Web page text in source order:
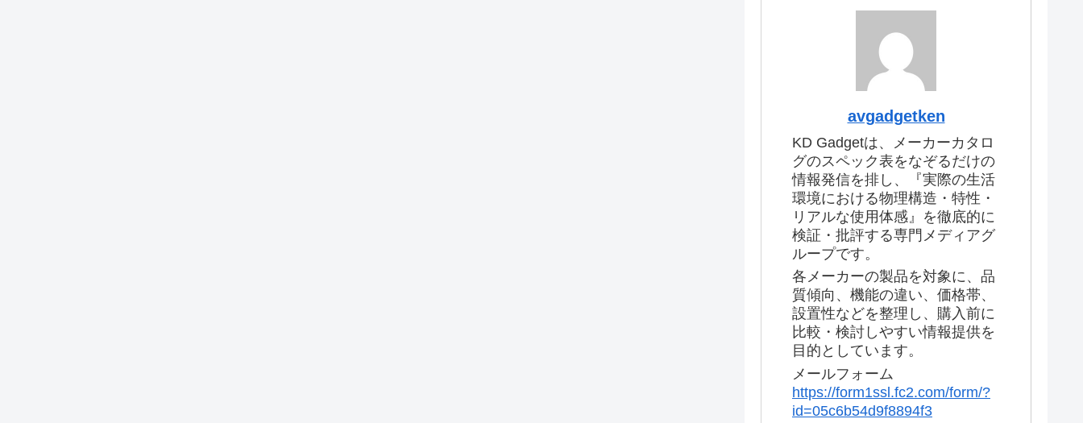
avgadgetken
KD Gadgetは、メーカーカタロ
グのスペック表をなぞるだけの
情報発信を排し、『実際の生活
環境における物理構造・特性・
リアルな使用体感』を徹底的に
検証・批評する専門メディアグ
ループです。
各メーカーの製品を対象に、品
質傾向、機能の違い、価格帯、
設置性などを整理し、購入前に
比較・検討しやすい情報提供を
目的としています。
メールフォーム
https://form1ssl.fc2.com/form/?
id=05c6b54d9f8894f3